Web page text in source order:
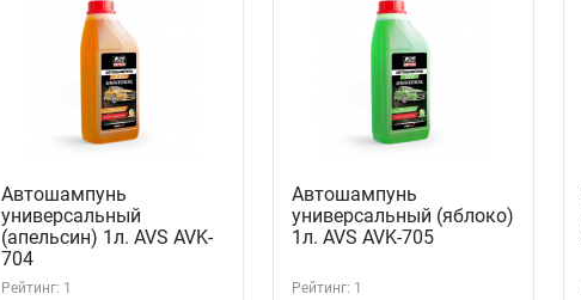
Автошампунь
универсальный
(апельсин) 1л. AVS AVK-
704
Рейтинг: 1
Автошампунь
универсальный (яблоко)
1л. AVS AVK-705
Рейтинг: 1